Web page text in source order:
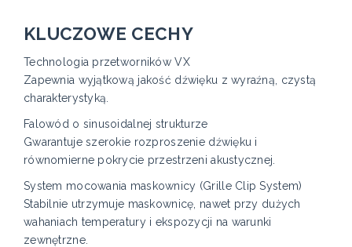
KLUCZOWE CECHY
Technologia przetworników VX
Zapewnia wyjątkową jakość dźwięku z wyraźną, czystą
charakterystyką.
Falowód o sinusoidalnej strukturze
Gwarantuje szerokie rozproszenie dźwięku i
równomierne pokrycie przestrzeni akustycznej.
System mocowania maskownicy (Grille Clip System)
Stabilnie utrzymuje maskownicę, nawet przy dużych
wahaniach temperatury i ekspozycji na warunki
zewnętrzne.